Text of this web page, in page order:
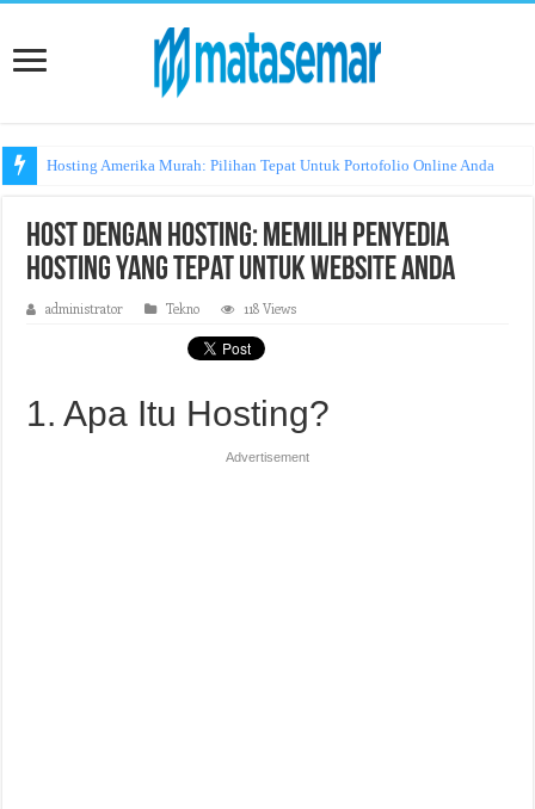
Hosting Amerika Murah: Pilihan Tepat Untuk Portofolio Online Anda
Host dengan Hosting: Memilih Penyedia
Hosting yang Tepat untuk Website Anda
administrator Tekno 118 Views
1. Apa Itu Hosting?
Advertisement